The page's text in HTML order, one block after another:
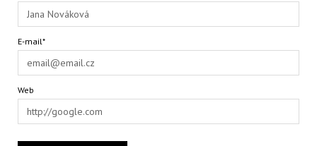
E-mail*
Web